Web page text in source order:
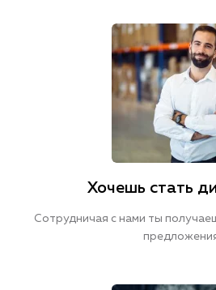
Хочешь стать
Сотрудничая с нами ты